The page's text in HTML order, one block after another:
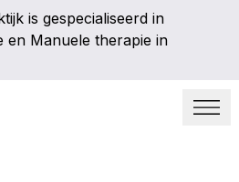
is gespecialiseerd in
en Manuele therapie in